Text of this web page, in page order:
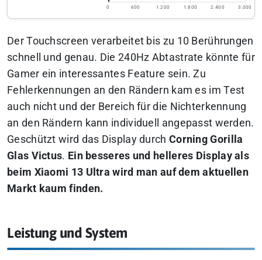
0 600 1.200 1.800 2.400 3.000
Der Touchscreen verarbeitet bis zu 10 Berührungen
schnell und genau. Die 240Hz Abtastrate könnte für
Gamer ein interessantes Feature sein. Zu
Fehlerkennungen an den Rändern kam es im Test
auch nicht und der Bereich für die Nichterkennung
an den Rändern kann individuell angepasst werden.
Geschützt wird das Display durch Corning Gorilla
Glas Victus. Ein besseres und helleres Display als
beim Xiaomi 13 Ultra wird man auf dem aktuellen
Markt kaum finden.
Leistung und System